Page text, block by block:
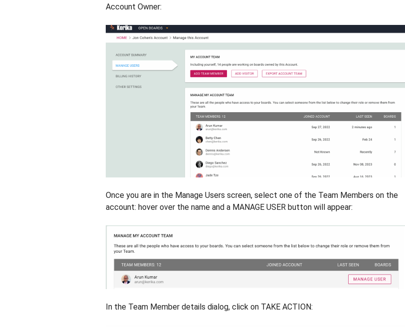
Account Owner:
Once you are in the Manage Users screen, select one of the Team Members on the
account: hover over the name and a MANAGE USER button will appear:
In the Team Member details dialog, click on TAKE ACTION: